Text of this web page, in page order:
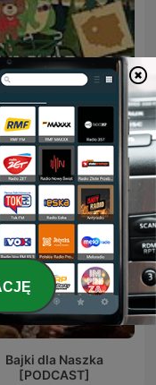
i Miś na wakacjach
w… Polsce
Bajki dla Naszka
[PODCAST]